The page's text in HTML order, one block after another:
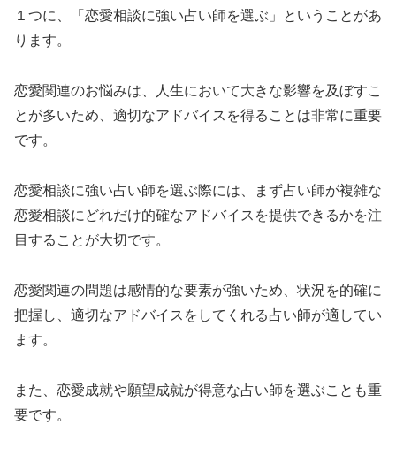
１つに、「恋愛相談に強い占い師を選ぶ」ということがあ
ります。
恋愛関連のお悩みは、人生において大きな影響を及ぼすこ
とが多いため、適切なアドバイスを得ることは非常に重要
です。
恋愛相談に強い占い師を選ぶ際には、まず占い師が複雑な
恋愛相談にどれだけ的確なアドバイスを提供できるかを注
目することが大切です。
恋愛関連の問題は感情的な要素が強いため、状況を的確に
把握し、適切なアドバイスをしてくれる占い師が適してい
ます。
また、恋愛成就や願望成就が得意な占い師を選ぶことも重
要です。